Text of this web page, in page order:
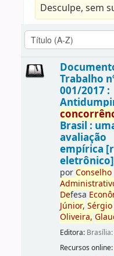
Desculpe, sem
Trabalho
001/2017 :
Brasil :
avaliação
empírica
porConselho
Defesa
Júnior, Sérgio
Oliveira,
Editora: Brasília:
Recursos online: